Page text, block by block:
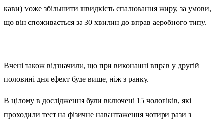
кави) може збільшити швидкість спалювання жиру, за умови,
що він споживається за 30 хвилин до вправ аеробного типу.
Вчені також відзначили, що при виконанні вправ у другій
половині дня ефект буде вище, ніж з ранку.
В цілому в дослідження були включені 15 чоловіків, які
проходили тест на фізичне навантаження чотири рази з